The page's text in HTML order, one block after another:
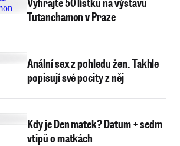
Tutanchamon v Praze
Anální sex z pohledu žen. Takhle
popisují své pocity z něj
Kdy je Den matek? Datum + sedm
vtipů o matkách